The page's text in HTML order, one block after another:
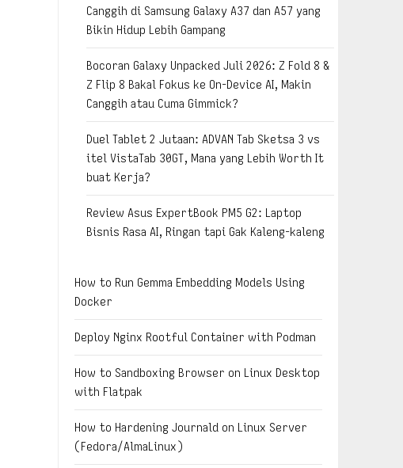
Canggih di Samsung Galaxy A37 dan A57 yang
Bikin Hidup Lebih Gampang
Bocoran Galaxy Unpacked Juli 2026: Z Fold 8 &
Z Flip 8 Bakal Fokus ke On-Device AI, Makin
Canggih atau Cuma Gimmick?
Duel Tablet 2 Jutaan: ADVAN Tab Sketsa 3 vs
itel VistaTab 30GT, Mana yang Lebih Worth It
buat Kerja?
Review Asus ExpertBook PM5 G2: Laptop
Bisnis Rasa AI, Ringan tapi Gak Kaleng-kaleng
How to Run Gemma Embedding Models Using
Docker
Deploy Nginx Rootful Container with Podman
How to Sandboxing Browser on Linux Desktop
with Flatpak
How to Hardening Journald on Linux Server
(Fedora/AlmaLinux)